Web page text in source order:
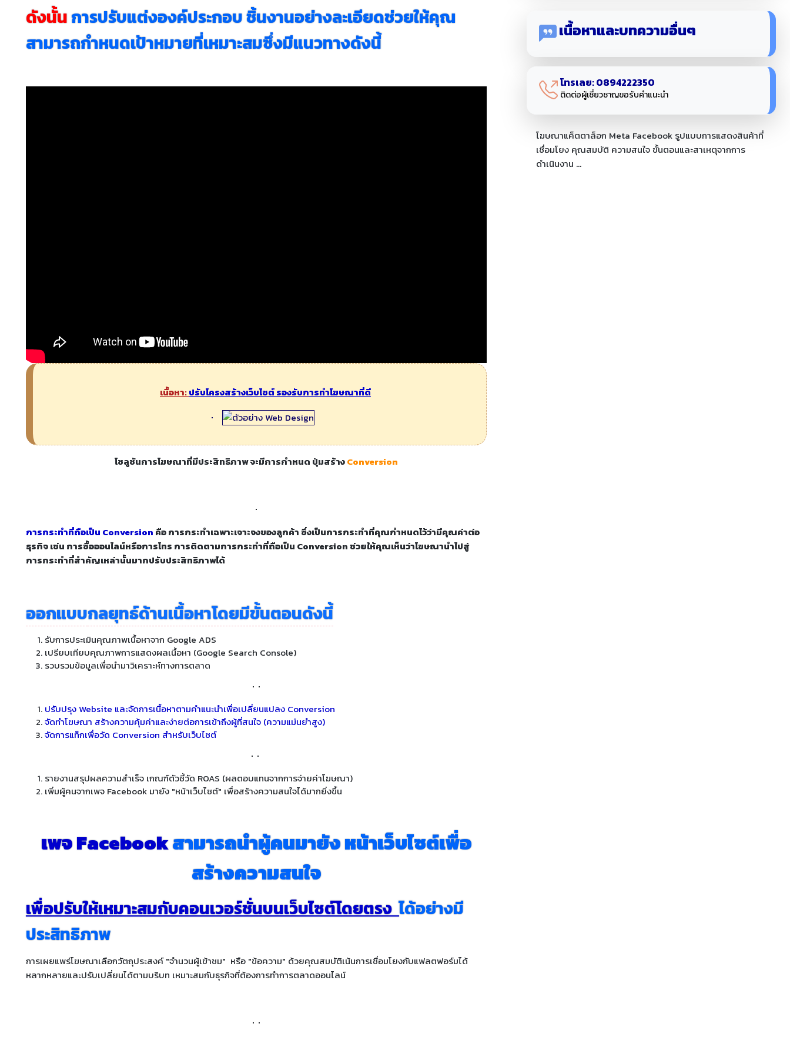
ดังนั้นการปรับแต่งองค์ประกอบชิ้นงานอย่างละเอียดช่วยให้คุณ
สามารถกำหนดเป้าหมายที่เหมาะสมซึ่งมีแนวทางดังนี้
เนื้อหา:ปรับโครงสร้างเว็บไซต์ รองรับการทำโฆษณาที่ดี
โซลูชันการโฆษณาที่มีประสิทธิภาพ จะมีการกำหนด ปุ่มสร้างConversion
การกระทำที่ถือเป็น Conversion คือ การกระทำเฉพาะเจาะจงของลูกค้า ซึ่งเป็นการกระทำที่คุณกำหนดไว้ว่ามีคุณค่าต่อ
ธุรกิจ เช่น การซื้อออนไลน์หรือการโทร การติดตามการกระทำที่ถือเป็น Conversion ช่วยให้คุณเห็นว่าโฆษณานำไปสู่
การกระทำที่สำคัญเหล่านั้นมากปรับประสิทธิภาพได้
ออกแบบกลยุทธ์ด้านเนื้อหาโดยมีขั้นตอนดังนี้
รับการประเมินคุณภาพเนื้อหาจาก Google ADS
เปรียบเทียบคุณภาพการแสดงผลเนื้อหา (Google Search Console)
รวบรวมข้อมูลเพื่อนำมาวิเคราะห์ทางการตลาด
ปรับปรุง Website และจัดการเนื้อหาตามคำแนะนำเพื่อเปลี่ยนแปลง Conversion
จัดทำโฆษณา สร้างความคุ้มค่าและง่ายต่อการเข้าถึงผู้ที่สนใจ (ความแม่นยำสูง)
จัดการแท็กเพื่อวัด Conversion สำหรับเว็บไซต์
รายงานสรุปผลความสำเร็จ เกณฑ์ตัวชี้วัด ROAS (ผลตอบแทนจากการจ่ายค่าโฆษณา)
เพิ่มผู้คนจากเพจ Facebook มายัง "หน้าเว็บไซต์" เพื่อสร้างความสนใจได้มากยิ่งขึ้น
เพจ Facebookสามารถนำผู้คนมายัง หน้าเว็บไซต์เพื่อ
สร้างความสนใจ
เพื่อปรับให้เหมาะสมกับคอนเวอร์ชั่นบนเว็บไซต์โดยตรงได้อย่างมี
ประสิทธิภาพ
การเผยแพร่โฆษณาเลือกวัตถุประสงค์ "จำนวนผู้เข้าชม" หรือ "ข้อความ" ด้วยคุณสมบัติเน้นการเชื่อมโยงกับแฟลตฟอร์มได้
หลากหลายและปรับเปลี่ยนได้ตามบริบท เหมาะสมกับธุรกิจที่ต้องการทำการตลาดออนไลน์
เนื้อหาและบทความอื่นๆ
โทรเลย: 0894222350
ติดต่อผู้เชี่ยวชาญขอรับคำแนะนำ
โฆษณาแค็ตตาล็อก Meta Facebook รูปแบบการแสดงสินค้าที่
เชื่อมโยง คุณสมบัติ ความสนใจ ขั้นตอนและสาเหตุจากการ
ดำเนินงาน ...